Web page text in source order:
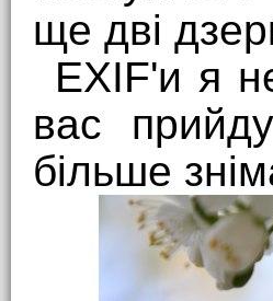
ще дві
EXIF'и я
вас
більше